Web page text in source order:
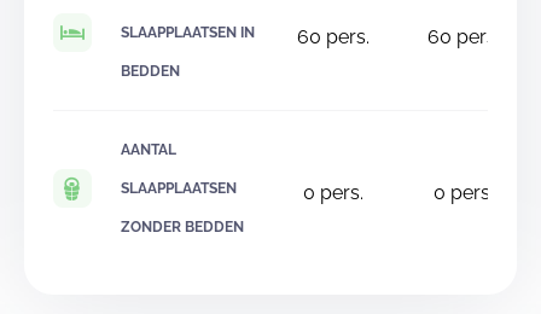
SLAAPPLAATSEN IN
BEDDEN
60 pers. 60 pers.
AANTAL
SLAAPPLAATSEN
ZONDER BEDDEN
0 pers. 0 pers.